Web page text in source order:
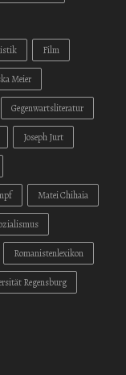
Film
Meier
Gegenwartsliteratur
Joseph Jurt
Matei Chihaia
Romanistenlexikon
Regensburg